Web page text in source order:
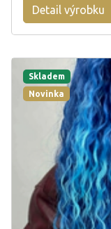
Detail výrobku
Skladem
Novinka